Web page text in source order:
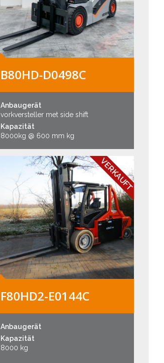
B80HD-D0498C
Anbaugerät
vorkversteller met side shift
Kapazität
8000kg @ 600 mm kg
VERKAUFT
F80HD2-E0144C
Anbaugerät
Kapazität
8000 kg